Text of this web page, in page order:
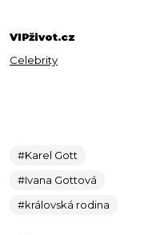
VIPživot.cz
Celebrity
#Karel Gott
#Ivana Gottová
#královská rodina